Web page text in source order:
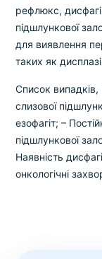
рефлюкс,
підшлункової
для виявлення
таких як
Список
слизової
езофагіт; –
підшлункової
Наявність
онкологічні